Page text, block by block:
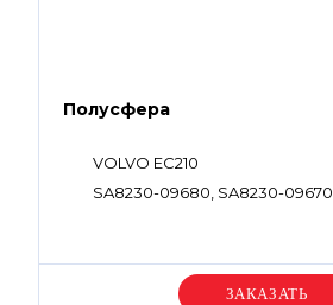
Полусфера
VOLVO EC210
SA8230-09680, SA8230-09670
Уточняйте цену